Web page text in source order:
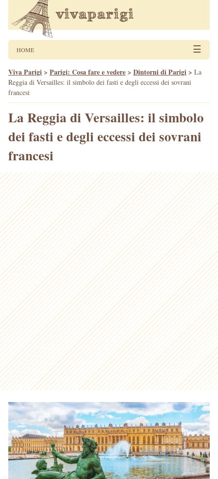
HOME ☰
Viva Parigi > Parigi: Cosa fare e vedere > Dintorni di Parigi > La
Reggia di Versailles: il simbolo dei fasti e degli eccessi dei sovrani
francesi
La Reggia di Versailles: il simbolo
dei fasti e degli eccessi dei sovrani
francesi